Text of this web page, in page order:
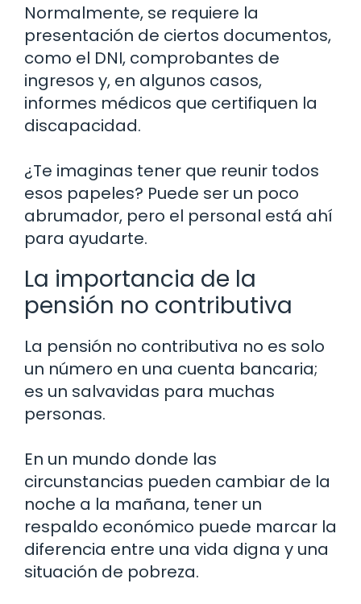
Normalmente, se requiere la
presentación de ciertos documentos,
como el DNI, comprobantes de
ingresos y, en algunos casos,
informes médicos que certifiquen la
discapacidad.
¿Te imaginas tener que reunir todos
esos papeles? Puede ser un poco
abrumador, pero el personal está ahí
para ayudarte.
La importancia de la
pensión no contributiva
La pensión no contributiva no es solo
un número en una cuenta bancaria;
es un salvavidas para muchas
personas.
En un mundo donde las
circunstancias pueden cambiar de la
noche a la mañana, tener un
respaldo económico puede marcar la
diferencia entre una vida digna y una
situación de pobreza.